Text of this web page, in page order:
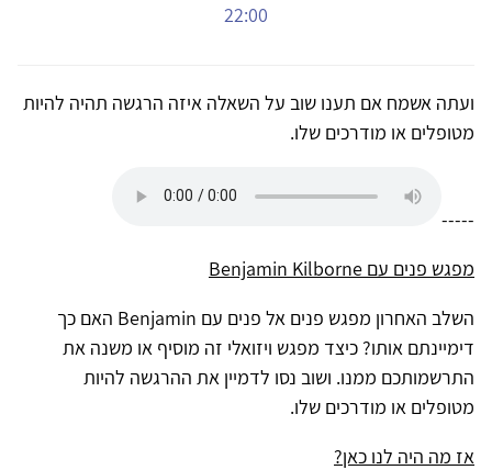
22:00
ועתה אשמח אם תענו שוב על השאלה איזה הרגשה תהיה להיות
מטופלים או מודרכים שלו.
-----
מפגש פנים עם Benjamin Kilborne
השלב האחרון מפגש פנים אל פנים עם Benjamin האם כך
דימיינתם אותו? כיצד מפגש ויזואלי זה מוסיף או משנה את
התרשמותכם ממנו. ושוב נסו לדמיין את ההרגשה להיות
מטופלים או מודרכים שלו.
אז מה היה לנו כאן?